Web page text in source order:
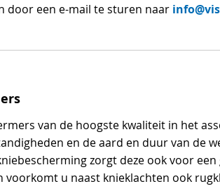
door een e-mail te sturen naar
van de hoogste kwaliteit in het
en de aard en duur van de
zorgt deze ook voor
u naast knieklachten ook